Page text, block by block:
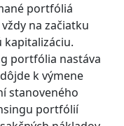
portfóliá
na začiatku
portfólia nastáva
k výmene
stanoveného
portfólií